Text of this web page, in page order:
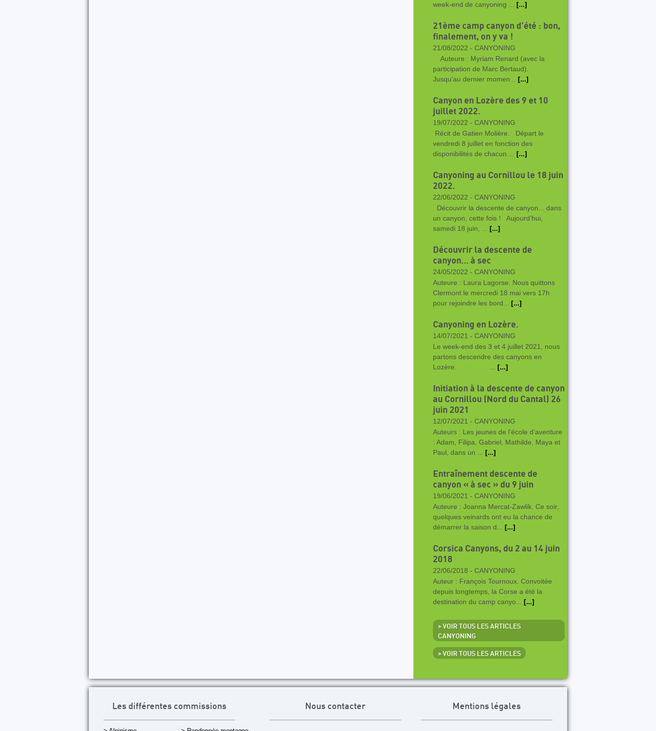
week-end de canyoning ... [...]
21ème camp canyon d’été : bon,
finalement, on y va !
21/08/2022 - CANYONING
Auteure : Myriam Renard (avec la
participation de Marc Bertaud).
Jusqu’au dernier momen... [...]
Canyon en Lozère des 9 et 10
juillet 2022.
19/07/2022 - CANYONING
Récit de Gatien Molière. Départ le
vendredi 8 juillet en fonction des
disponibilités de chacun.... [...]
Canyoning au Cornillou le 18 juin
2022.
22/06/2022 - CANYONING
Découvrir la descente de canyon... dans
un canyon, cette fois ! Aujourd’hui,
samedi 18 juin, ... [...]
Découvrir la descente de
canyon… à sec
24/05/2022 - CANYONING
Auteure : Laura Lagorse. Nous quittons
Clermont le mercredi 18 mai vers 17h
pour rejoindre les bord... [...]
Canyoning en Lozère.
14/07/2021 - CANYONING
Le week-end des 3 et 4 juillet 2021, nous
partons descendre des canyons en
Lozère. ... [...]
Initiation à la descente de canyon
au Cornillou (Nord du Cantal) 26
juin 2021
12/07/2021 - CANYONING
Auteurs : Les jeunes de l’école d’aventure
: Adam, Filipa, Gabriel, Mathilde, Maya et
Paul, dans un ... [...]
Entraînement descente de
canyon « à sec » du 9 juin
19/06/2021 - CANYONING
Auteure : Joanna Mercat-Zawlik. Ce soir,
quelques veinards ont eu la chance de
démarrer la saison d... [...]
Corsica Canyons, du 2 au 14 juin
2018
22/06/2018 - CANYONING
Auteur : François Tournoux. Convoitée
depuis longtemps, la Corse a été la
destination du camp canyo... [...]
> VOIR TOUS LES ARTICLES
CANYONING
> VOIR TOUS LES ARTICLES
Les différentes commissions Nous contacter Mentions légales